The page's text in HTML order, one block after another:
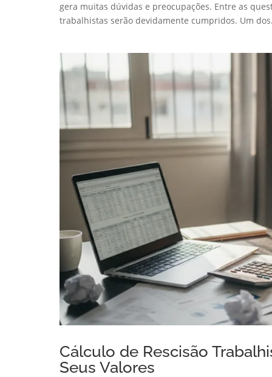
gera muitas dúvidas e preocupações. Entre as
trabalhistas serão devidamente cumpridos. Um
Cálculo de Rescisão
Seus Valores